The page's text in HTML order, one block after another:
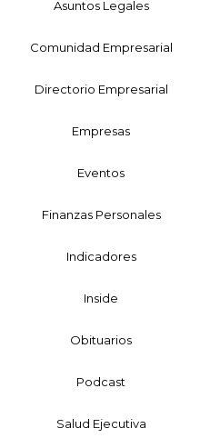
Asuntos Legales
Comunidad Empresarial
Directorio Empresarial
Empresas
Eventos
Finanzas Personales
Indicadores
Inside
Obituarios
Podcast
Salud Ejecutiva